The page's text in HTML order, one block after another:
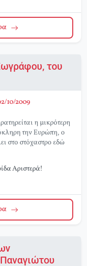
του
10/2009
η μικρότερη
την Ευρώπη, ο
στο στόχαστρο εδώ
Αριστερά!